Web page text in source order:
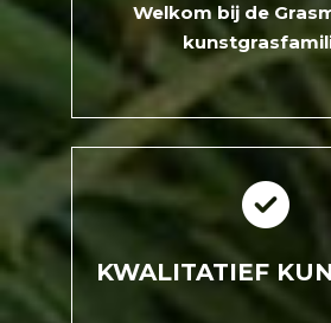
Welkom bij de
KWALITATIEF